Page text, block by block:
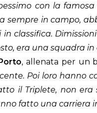
con la
sempre in campo,
in classifica. Dimissioni
era una squadra in
, allenata per un
Poi loro hanno
il Triplete, non era
fatto una carriera